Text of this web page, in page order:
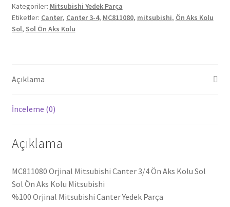
Aks
Kolu
Sol
Kategoriler: Mitsubishi Yedek Parça
Etiketler: Canter, Canter 3-4, MC811080, mitsubishi, Ön Aks Kolu
Sol, Sol Ön Aks Kolu
Açıklama
İnceleme (0)
Açıklama
MC811080 Orjinal Mitsubishi Canter 3/4 Ön Aks Kolu Sol
Sol Ön Aks Kolu Mitsubishi
%100 Orjinal Mitsubishi Canter Yedek Parça